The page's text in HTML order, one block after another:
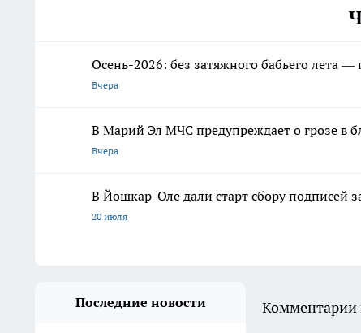
Осень-2026: без затяжного бабьего лета
Вчера
В Марий Эл МЧС предупреждает о грозе в
Вчера
В Йошкар-Оле дали старт сбору подписей
20 июля
Последние новости Комментарии